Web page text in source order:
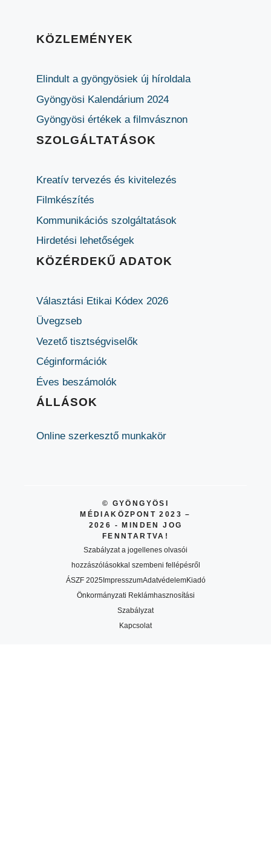
KÖZLEMÉNYEK
Elindult a gyöngyösiek új híroldala
Gyöngyösi Kalendárium 2024
Gyöngyösi értékek a filmvásznon
SZOLGÁLTATÁSOK
Kreatív tervezés és kivitelezés
Filmkészítés
Kommunikációs szolgáltatások
Hirdetési lehetőségek
KÖZÉRDEKŰ ADATOK
Választási Etikai Kódex 2026
Üvegzseb
Vezető tisztségviselők
Céginformációk
Éves beszámolók
ÁLLÁSOK
Online szerkesztő munkakör
© GYÖNGYÖSI
MÉDIAKÖZPONT 2023 –
2026 - MINDEN JOG
FENNTARTVA!
Szabályzat a jogellenes olvasói
hozzászólásokkal szembeni fellépésről
ÁSZF 2025ImpresszumAdatvédelemKiadó
Önkormányzati Reklámhasznosítási
Szabályzat
Kapcsolat